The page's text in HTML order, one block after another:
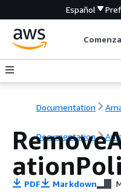
Español
Documentation
Documentation
PDF Markdown